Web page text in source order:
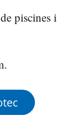
piscines i